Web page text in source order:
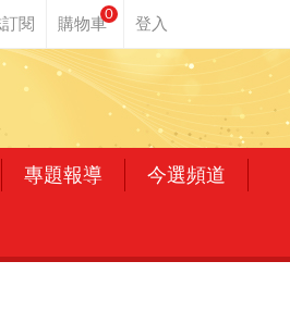
0
專題報導 今選頻道